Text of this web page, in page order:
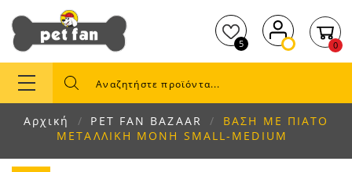
5 0
Αρχική PET FAN BAZAAR
ΒΑΣΗ ΜΕ ΠΙΑΤΟ
ΜΕΤΑΛΛΙΚΗ ΜΟΝΗ SMALL-MEDIUM